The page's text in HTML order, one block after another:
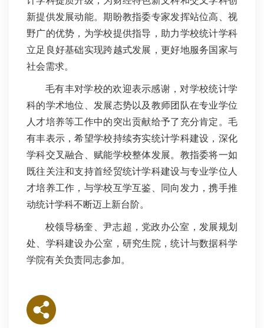
新提供发展动能。期盼教指委专家发挥站位高、视
野广的优势，为学校提供指导，助力学校统计学科
立足良好基础实现跨越式发展，更好地服务国家与
社会需求。
毛有丰对学校的欢迎表示感谢，对学校统计学
科的学术地位、发展态势以及教师团队在专业学位
人才培养等工作中的突出贡献给予了充分肯定。毛
有丰表示，希望学校持续夯实统计学科建设，深化
学科交叉融合、赋能学校整体发展。教指委将一如
既往关注和支持首经贸统计学科建设与专业学位人
才培养工作，与学校互学互鉴、同向发力，携手推
动统计学科不断迈上新台阶。
校领导杨奎、尹志超，党政办公室，发展规划
处、学科建设办公室，研究生院，统计与数据科学
学院有关负责同志参加。